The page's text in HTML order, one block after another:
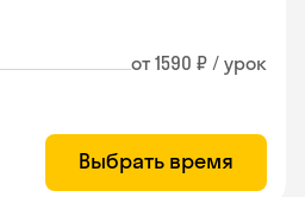
от 1590 ₽ / урок
Выбрать время